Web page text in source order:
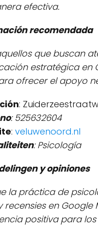
efectiva.
recomendada
que buscan
estratégica en
ofrecer el apoyo
:
: 525632604
: veluwenoord.nl
: Psicología
y opiniones
la práctica de
recensies en Google
positiva para